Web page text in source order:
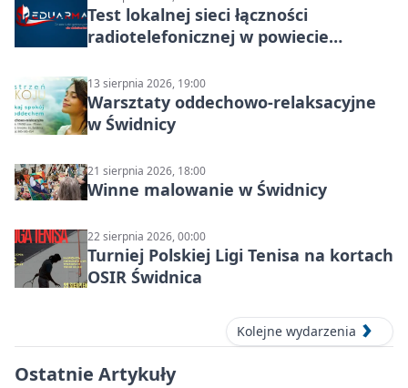
Test lokalnej sieci łączności
radiotelefonicznej w powiecie
13 sierpnia 2026, 19:00
Warsztaty oddechowo-relaksacyjne
w Świdnicy
21 sierpnia 2026, 18:00
Winne malowanie w Świdnicy
22 sierpnia 2026, 00:00
Turniej Polskiej Ligi Tenisa na kortach
OSIR Świdnica
Kolejne wydarzenia
Ostatnie Artykuły